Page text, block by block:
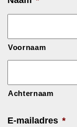
Voornaam
Achternaam
E-mailadres *